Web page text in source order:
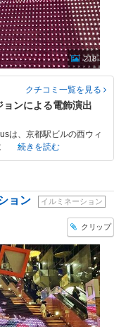
218
クチコミ一覧を見る
ンによる電飾演出
は、京都駅ビルの西ウィ
続きを読む
ョン イルミネーション
クリップ